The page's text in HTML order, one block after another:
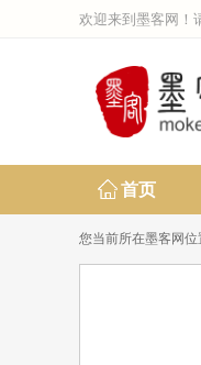
欢迎来到墨客网！
首页
您当前所在墨客网位